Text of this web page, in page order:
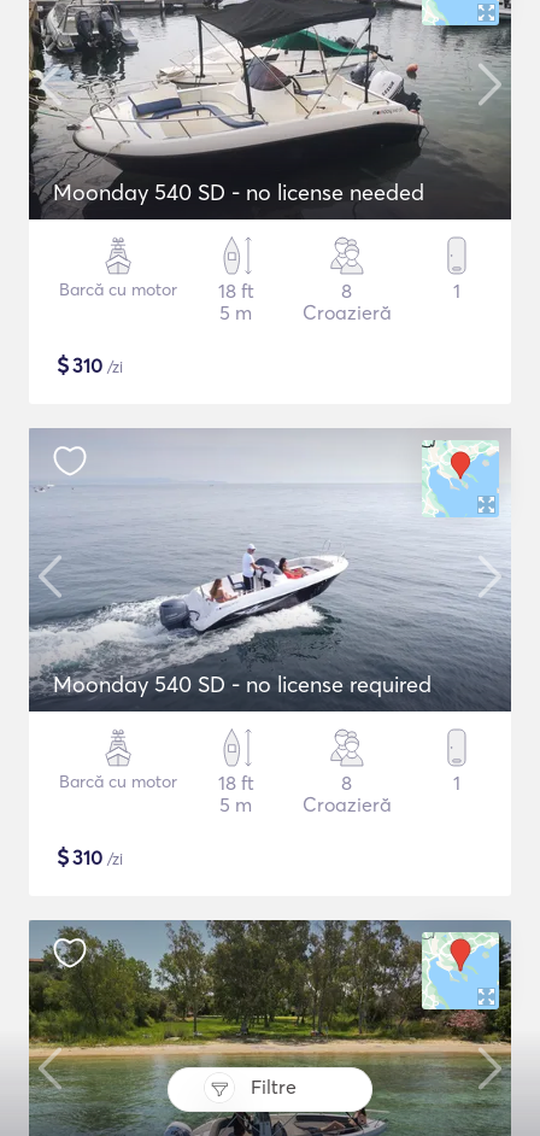
Filtre
Moonday 540 SD - no license needed
Barcă cu motor
18 ft
5 m
8
Croazieră
1
$310 /zi
Moonday 540 SD - no license required
Barcă cu motor
18 ft
5 m
8
Croazieră
1
$310 /zi